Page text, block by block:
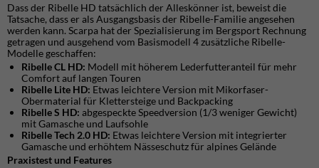
Dass der Ribelle HD tatsächlich der Alleskönner ist, beweist die
Tatsache, dass er als Ausgangsbasis der Ribelle-Familie angesehen
werden kann. Scarpa hat der Spezialisierung im Bergsport Rechnung
getragen und ausgehend vom Basismodell 4 zusätzliche Ribelle-
Modelle geschaffen:
Ribelle CL HD: Modell mit höherem Lederfutteranteil für mehr
Comfort auf langen Touren
Ribelle Lite HD: Etwas leichtere Version mit Mikorfaser-
Obermaterial für Klettersteige und Backpacking
Ribelle S HD: abgespeckte Speedversion (1/3 weniger Gewicht)
mit Gamasche und Laufsohle
Ribelle Tech 2.0 HD: Etwas leichtere Version mit integrierter
Gamasche und erhöhtem Nässeschutz für alpines Gelände
Praxistest und Features